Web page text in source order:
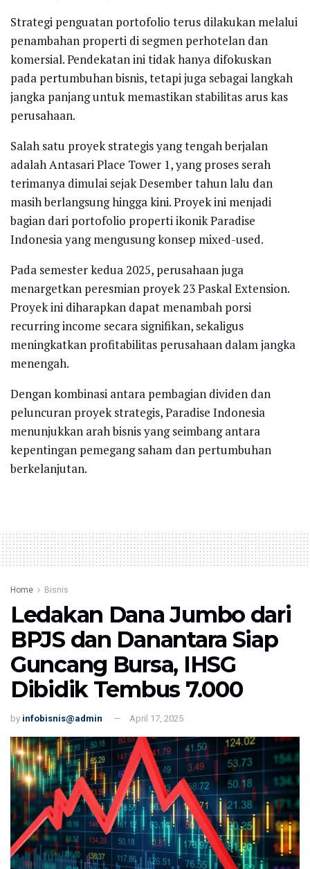
Strategi penguatan portofolio terus dilakukan melalui
penambahan properti di segmen perhotelan dan
komersial. Pendekatan ini tidak hanya difokuskan
pada pertumbuhan bisnis, tetapi juga sebagai langkah
jangka panjang untuk memastikan stabilitas arus kas
perusahaan.
Salah satu proyek strategis yang tengah berjalan
adalah Antasari Place Tower 1, yang proses serah
terimanya dimulai sejak Desember tahun lalu dan
masih berlangsung hingga kini. Proyek ini menjadi
bagian dari portofolio properti ikonik Paradise
Indonesia yang mengusung konsep mixed-used.
Pada semester kedua 2025, perusahaan juga
menargetkan peresmian proyek 23 Paskal Extension.
Proyek ini diharapkan dapat menambah porsi
recurring income secara signifikan, sekaligus
meningkatkan profitabilitas perusahaan dalam jangka
menengah.
Dengan kombinasi antara pembagian dividen dan
peluncuran proyek strategis, Paradise Indonesia
menunjukkan arah bisnis yang seimbang antara
kepentingan pemegang saham dan pertumbuhan
berkelanjutan.
Home Bisnis
Ledakan Dana Jumbo dari
BPJS dan Danantara Siap
Guncang Bursa, IHSG
Dibidik Tembus 7.000
by infobisnis@admin April 17, 2025